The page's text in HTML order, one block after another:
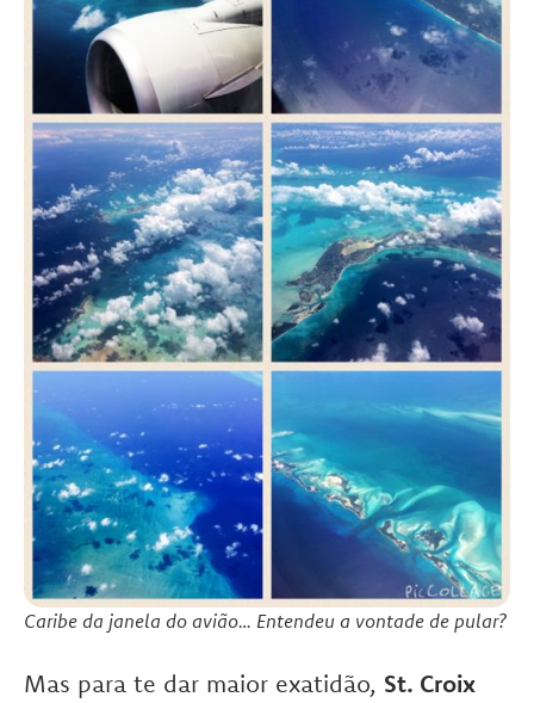
Caribe da janela do avião… Entendeu a vontade de pular?
Mas para te dar maior exatidão, St. Croix